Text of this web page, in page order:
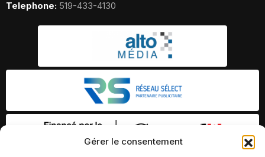
Gérer le consentement
Telephone: 519-433-4130